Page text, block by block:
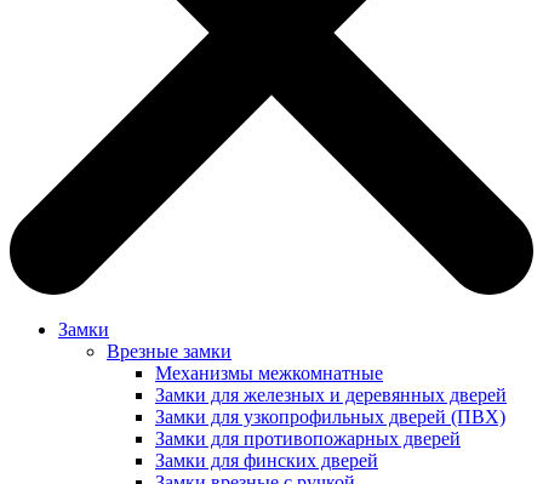
Замки
Врезные замки
Механизмы межкомнатные
Замки для железных и деревянных дверей
Замки для узкопрофильных дверей (ПВХ)
Замки для противопожарных дверей
Замки для финских дверей